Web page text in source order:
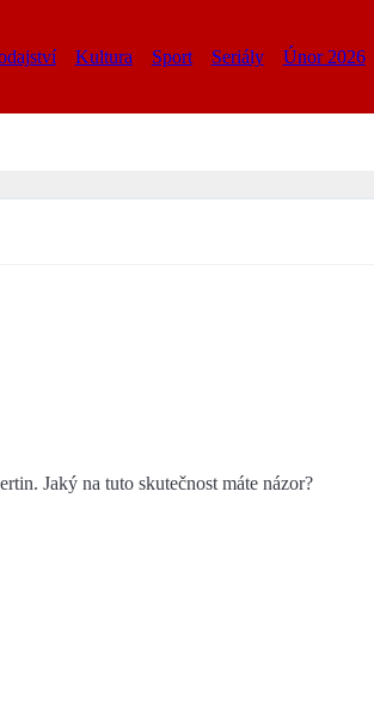
Kultura Sport Seriály Únor 2026
Jaký na tuto skutečnost máte názor?